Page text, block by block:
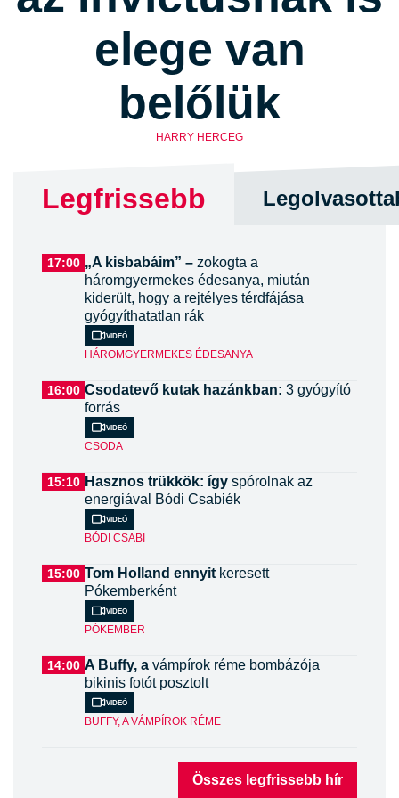
elege van
belőlük
HARRY HERCEG
Legfrissebb
17:00 „A kisbabáim” – zokogta a
háromgyermekes édesanya, miután
kiderült, hogy a rejtélyes térdfájása
gyógyíthatatlan rák
Videó
HÁROMGYERMEKES ÉDESANYA
16:00 Csodatevő kutak hazánkban: 3 gyógyító
forrás
Videó
CSODA
15:10 Hasznos trükkök: így spórolnak az
energiával Bódi Csabiék
Videó
BÓDI CSABI
15:00 Tom Holland ennyit keresett
Pókemberként
Videó
PÓKEMBER
14:00 A Buffy, a vámpírok réme bombázója
bikinis fotót posztolt
Videó
BUFFY, A VÁMPÍROK RÉME
Összes legfrissebb hír